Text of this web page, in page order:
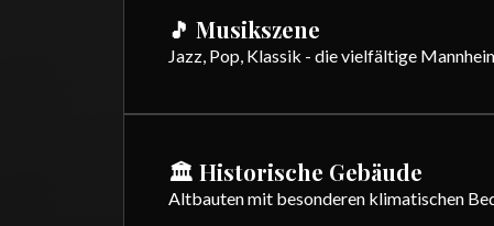
🎵 Musikszene
Jazz, Pop, Klassik - die vielfältige
🏛️ Historische Gebäude
Altbauten mit besonderen klimatischen